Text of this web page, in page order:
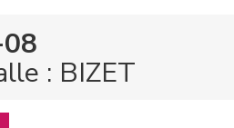
: BIZET